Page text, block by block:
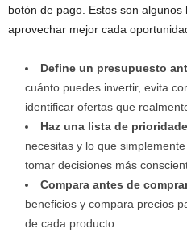
botón de pago. Estos son
aprovechar mejor cada
Define un presupuesto
cuánto puedes invertir, evita
identificar ofertas que
Haz una lista de
necesitas y lo que
tomar decisiones más
Compara antes de
beneficios y compara precios
de cada producto.